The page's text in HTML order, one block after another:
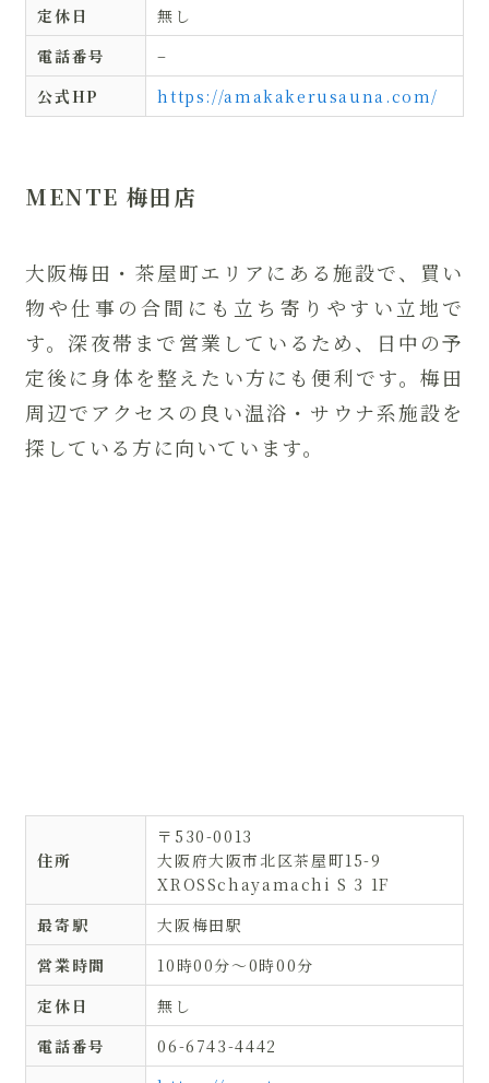
定休日
無し
電話番号
–
公式HP
https://amakakerusauna.com/
MENTE 梅田店
大阪梅田・茶屋町エリアにある施設で、買い
物や仕事の合間にも立ち寄りやすい立地で
す。深夜帯まで営業しているため、日中の予
定後に身体を整えたい方にも便利です。梅田
周辺でアクセスの良い温浴・サウナ系施設を
探している方に向いています。
住所
〒530-0013
大阪府大阪市北区茶屋町15-9
XROSSchayamachi S 3 1F
最寄駅
大阪梅田駅
営業時間
10時00分〜0時00分
定休日
無し
電話番号
06-6743-4442